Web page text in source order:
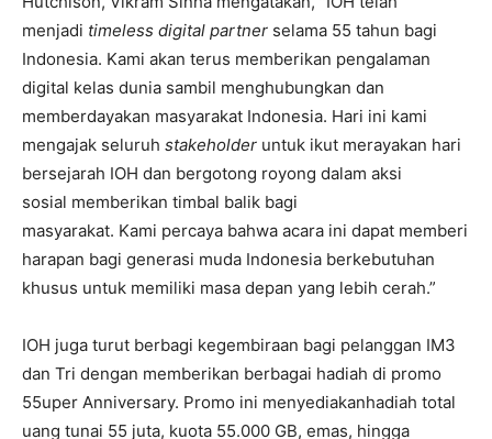
menjadi timeless digital partner selama 55 tahun bagi
Indonesia. Kami akan terus memberikan pengalaman
digital kelas dunia sambil menghubungkan dan
memberdayakan masyarakat Indonesia. Hari ini kami
mengajak seluruh stakeholder untuk ikut merayakan hari
bersejarah IOH dan bergotong royong dalam aksi
sosial memberikan timbal balik bagi
masyarakat. Kami percaya bahwa acara ini dapat memberi
harapan bagi generasi muda Indonesia berkebutuhan
khusus untuk memiliki masa depan yang lebih cerah.”
IOH juga turut berbagi kegembiraan bagi pelanggan IM3
dan Tri dengan memberikan berbagai hadiah di promo
55uper Anniversary. Promo ini menyediakanhadiah total
uang tunai 55 juta, kuota 55.000 GB, emas, hingga